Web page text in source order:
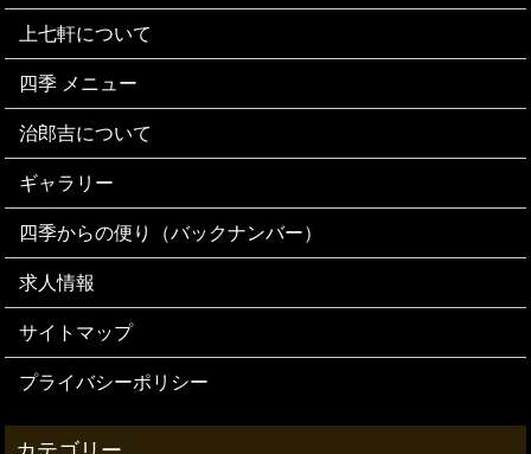
上七軒について
四季 メニュー
治郎吉について
ギャラリー
四季からの便り（バックナンバー）
求人情報
サイトマップ
プライバシーポリシー